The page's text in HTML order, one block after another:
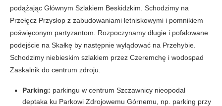
podążając Głównym Szlakiem Beskidzkim. Schodzimy na
Przełęcz Przysłop z zabudowaniami letniskowymi i pomnikiem
poświęconym partyzantom. Rozpoczynamy długie i pofalowane
podejście na Skałkę by następnie wylądować na Przehybie.
Schodzimy niebieskim szlakiem przez Czeremchę i wodospad
Zaskalnik do centrum zdroju.
Parking: parkingu w centrum Szczawnicy nieopodal
deptaka ku Parkowi Zdrojowemu Górnemu, np. parking przy